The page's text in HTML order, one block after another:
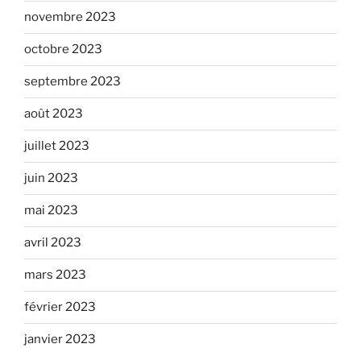
novembre 2023
octobre 2023
septembre 2023
août 2023
juillet 2023
juin 2023
mai 2023
avril 2023
mars 2023
février 2023
janvier 2023